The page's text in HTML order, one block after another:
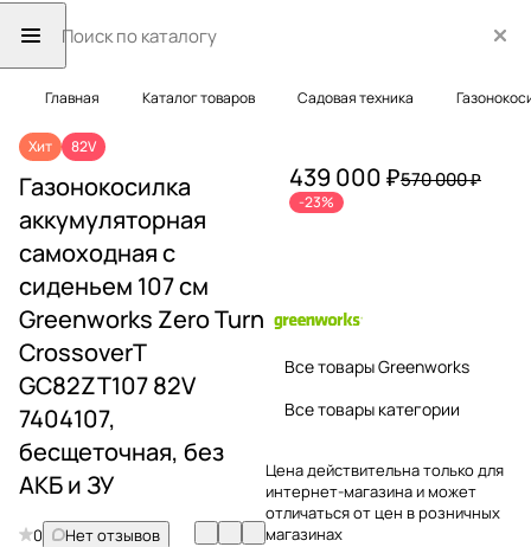
Главная Каталог товаров Садовая техника
Хит 82V
Газонокосилка
аккумуляторная
самоходная с
сиденьем 107 см
Greenworks Zero Turn
CrossoverT
GC82ZT107 82V
7404107,
бесщеточная, без
АКБ и ЗУ
0
Нет отзывов
439 000 ₽570 000 ₽
-23%
Все товары Greenworks
Все товары категории
Цена действительна только для
интернет-магазина и может
отличаться от цен в розничных
магазинах